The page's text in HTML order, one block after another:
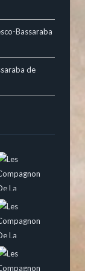
Bassaraba
de